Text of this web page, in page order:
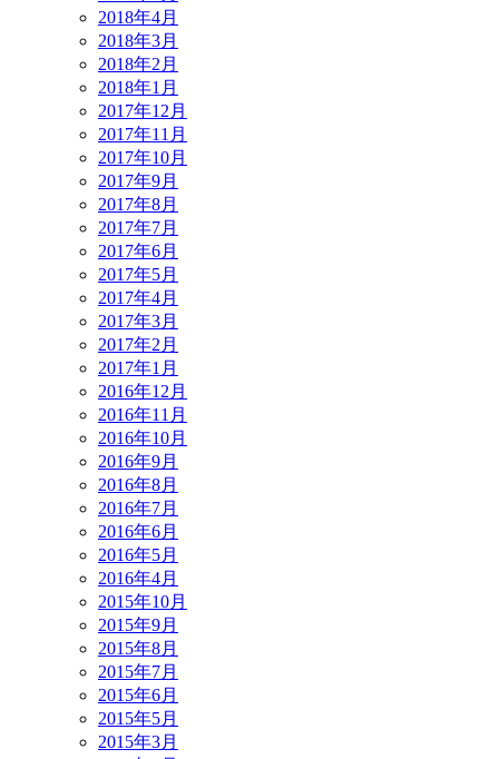
2018年4月
2018年3月
2018年2月
2018年1月
2017年12月
2017年11月
2017年10月
2017年9月
2017年8月
2017年7月
2017年6月
2017年5月
2017年4月
2017年3月
2017年2月
2017年1月
2016年12月
2016年11月
2016年10月
2016年9月
2016年8月
2016年7月
2016年6月
2016年5月
2016年4月
2015年10月
2015年9月
2015年8月
2015年7月
2015年6月
2015年5月
2015年3月